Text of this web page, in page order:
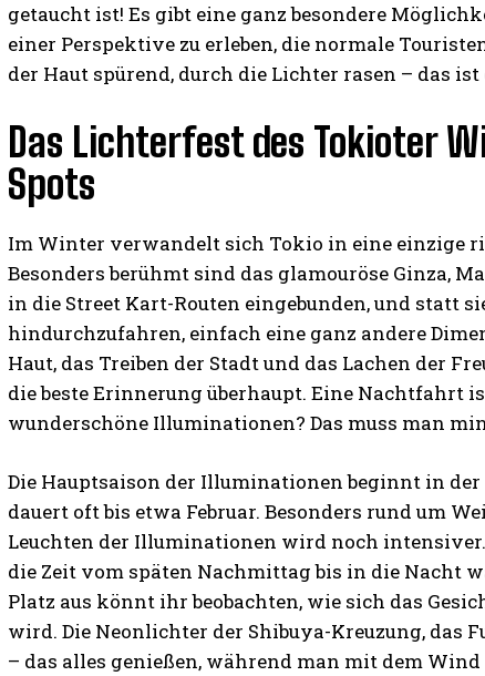
getaucht ist! Es gibt eine ganz besondere
einer Perspektive zu erleben, die normale
der Haut spürend, durch die Lichter rasen – das
Das Lichterfest des Tokioter
Spots
Im Winter verwandelt sich Tokio in eine einzige
Besonders berühmt sind das glamouröse Ginza,
in die Street Kart-Routen eingebunden, und statt
hindurchzufahren, einfach eine ganz andere
Haut, das Treiben der Stadt und das Lachen der
die beste Erinnerung überhaupt. Eine Nachtfahrt
wunderschöne Illuminationen? Das muss man
Die Hauptsaison der Illuminationen beginnt in der
dauert oft bis etwa Februar. Besonders rund um
Leuchten der Illuminationen wird noch
die Zeit vom späten Nachmittag bis in die Nacht
Platz aus könnt ihr beobachten, wie sich das
wird. Die Neonlichter der Shibuya-Kreuzung, das
– das alles genießen, während man mit dem